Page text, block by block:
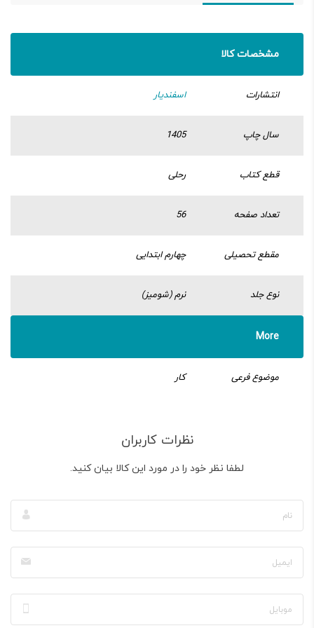
مشخصات کالا
انتشارات اسفندیار
سال چاپ 1405
قطع کتاب رحلی
تعداد صفحه 56
مقطع تحصیلی چهارم ابتدایی
نوع جلد نرم (شومیز)
More
موضوع فرعی کار
نظرات کاربران
لطفا نظر خود را در مورد این کالا بیان کنید.